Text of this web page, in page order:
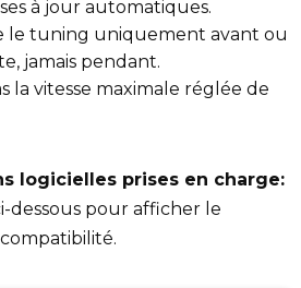
à jour automatiques.
le tuning uniquement avant ou
jamais pendant.
la vitesse maximale réglée de
logicielles prises en charge:
dessous pour afficher le